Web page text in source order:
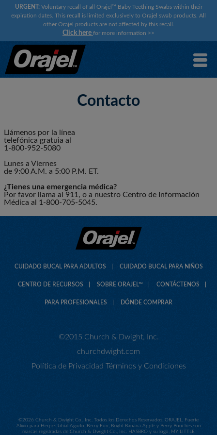
URGENT:Voluntary recall of all Orajel™ Baby Teething Swabs within their
expiration dates. This recall is limited exclusively to Orajel swab products. All
other Orajel products are not affected by this recall.
Click here for more information >>
Contacto
Llámenos por la línea
telefónica gratuia al
1-800-952-5080
Lunes a Viernes
de 9:00 A.M. a 5:00 P.M. ET.
¿Tienes una emergencia médica?
Por favor llama al 911, o a nuestro Centro de Información
Médica al 1-800-705-5045.
CUIDADO BUCAL PARA ADULTOS CUIDADO BUCAL PARA NIÑOS
CENTRO DE RECURSOS SOBRE ORAJEL™ CONTÁCTENOS
PARA PROFESIONALES DÓNDE COMPRAR
©2015 Church & Dwight, Inc.
churchdwight.com
Política de Privacidad Términos y Condiciones
©2026 Church & Dwight Co., Inc. Todos los Derechos Reservados. ORAJEL, Fuerte
Alivio para Herpes labial Agudo, Berry Fun, Bright Banana Apple y Berry Bunches son
marcas registradas de Church & Dwight Co., Inc. HASBRO y su logo, MY LITTLE